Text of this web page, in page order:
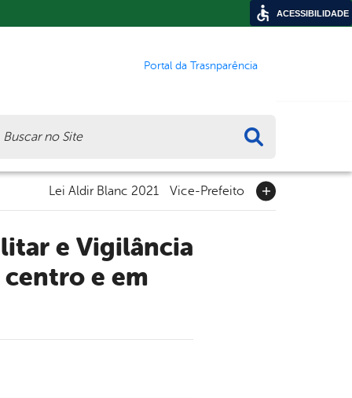
Portal da Trasnparência
Lei Aldir Blanc 2021 Vice-Prefeito
e em
ACESSIBILIDADE